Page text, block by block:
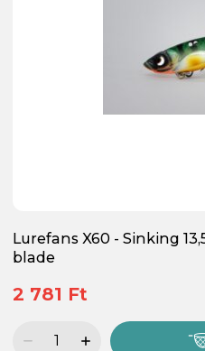
Lurefans X60 - Sinking
blade
2 781 Ft